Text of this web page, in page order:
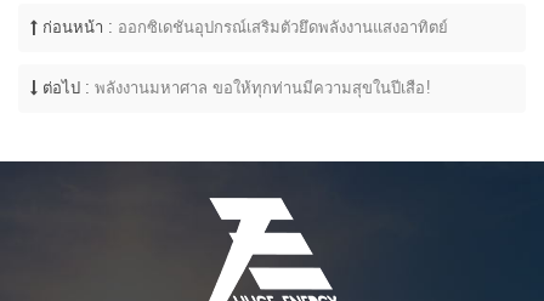
ก่อนหน้า : ออกซิเดชันอุปกรณ์เสริมตัวยึดพลังงานแสงอาทิตย์
ต่อไป : พลังงานมหาศาล ขอให้ทุกท่านมีความสุขในปีเสือ!